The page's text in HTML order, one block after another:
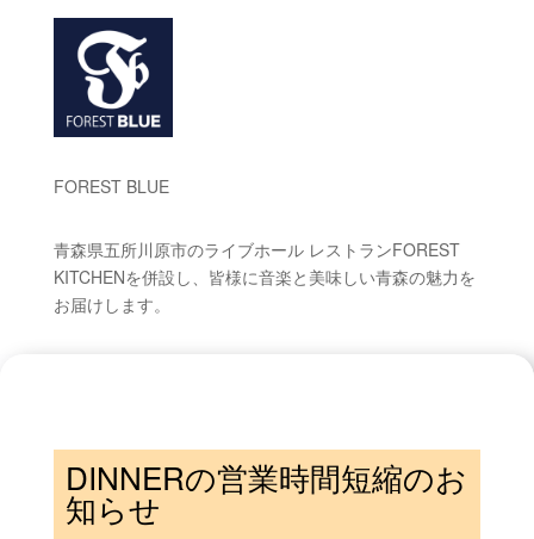
FOREST BLUE
青森県五所川原市のライブホール レストランFOREST
KITCHENを併設し、皆様に音楽と美味しい青森の魅力を
お届けします。
DINNERの営業時間短縮のお
知らせ